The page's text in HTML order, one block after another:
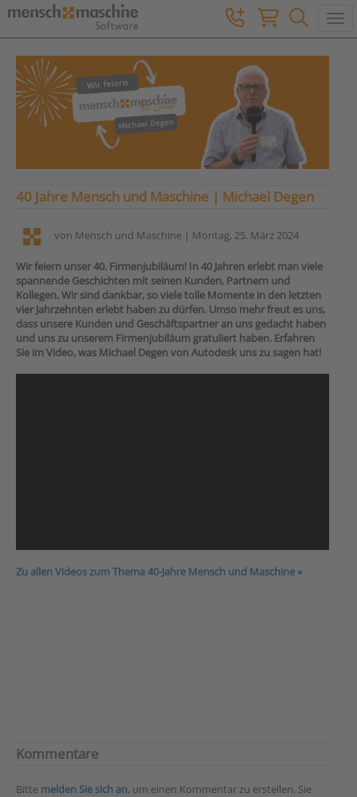
40 Jahre Mensch und Maschine | Michael Degen
von Mensch und Maschine | Montag, 25. März 2024
Wir feiern unser 40. Firmenjubiläum! In 40 Jahren erlebt man viele
spannende Geschichten mit seinen Kunden, Partnern und
Kollegen. Wir sind dankbar, so viele tolle Momente in den letzten
vier Jahrzehnten erlebt haben zu dürfen. Umso mehr freut es uns,
dass unsere Kunden und Geschäftspartner an uns gedacht haben
und uns zu unserem Firmenjubiläum gratuliert haben. Erfahren
Sie im Video, was Michael Degen von Autodesk uns zu sagen hat!
Zu allen Videos zum Thema 40-Jahre Mensch und Maschine »
Kommentare
Bitte melden Sie sich an, um einen Kommentar zu erstellen. Sie